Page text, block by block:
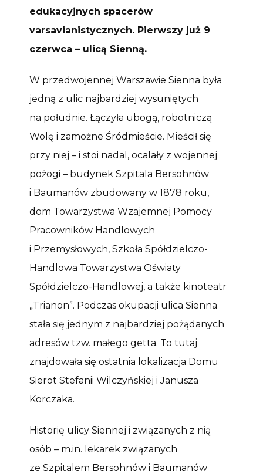
edukacyjnych spacerów
varsavianistycznych. Pierwszy już 9
czerwca – ulicą Sienną.
W przedwojennej Warszawie Sienna była
jedną z ulic najbardziej wysuniętych
na południe. Łączyła ubogą, robotniczą
Wolę i zamożne Śródmieście. Mieścił się
przy niej – i stoi nadal, ocalały z wojennej
pożogi – budynek Szpitala Bersohnów
i Baumanów zbudowany w 1878 roku,
dom Towarzystwa Wzajemnej Pomocy
Pracowników Handlowych
i Przemysłowych, Szkoła Spółdzielczo-
Handlowa Towarzystwa Oświaty
Spółdzielczo-Handlowej, a także kinoteatr
„Trianon”. Podczas okupacji ulica Sienna
stała się jednym z najbardziej pożądanych
adresów tzw. małego getta. To tutaj
znajdowała się ostatnia lokalizacja Domu
Sierot Stefanii Wilczyńskiej i Janusza
Korczaka.
Historię ulicy Siennej i związanych z nią
osób – m.in. lekarek związanych
ze Szpitalem Bersohnów i Baumanów